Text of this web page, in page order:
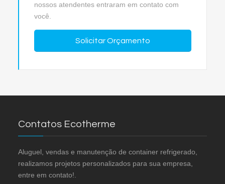
nossos atendentes entraram em contato com
você.
Solicitar Orçamento
Contatos Ecotherme
Aluguel, vendas e manutenção de container refrigerado,
realizamos projetos personalizados para sua empresa,
entre em contato!.